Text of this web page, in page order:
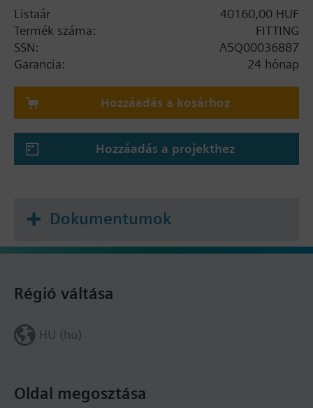
Listaár
40160,00 HUF
Termék száma:
FITTING
SSN:
A5Q00036887
Garancia:
24 hónap
Hozzáadás a kosárhoz
Hozzáadás a projekthez
Dokumentumok
Oldal megosztása
Régió váltása
HU (hu)